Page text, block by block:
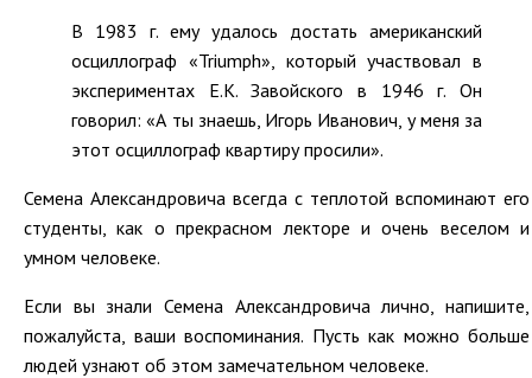
В 1983 г. ему удалось достать американский
осциллограф «Triumph», который участвовал в
экспериментах Е.К. Завойского в 1946 г. Он
говорил: «А ты знаешь, Игорь Иванович, у меня за
этот осциллограф квартиру просили».
Семена Александровича всегда с теплотой вспоминают его
студенты, как о прекрасном лекторе и очень веселом и
умном человеке.
Если вы знали Семена Александровича лично, напишите,
пожалуйста, ваши воспоминания. Пусть как можно больше
людей узнают об этом замечательном человеке.